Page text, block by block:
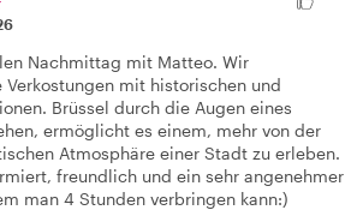
Nachmittag mit Matteo. Wir
mit historischen und
Brüssel durch die Augen eines
ermöglicht es einem, mehr von der
Atmosphäre einer Stadt zu erleben.
freundlich und ein sehr angenehmer
man 4 Stunden verbringen kann:)